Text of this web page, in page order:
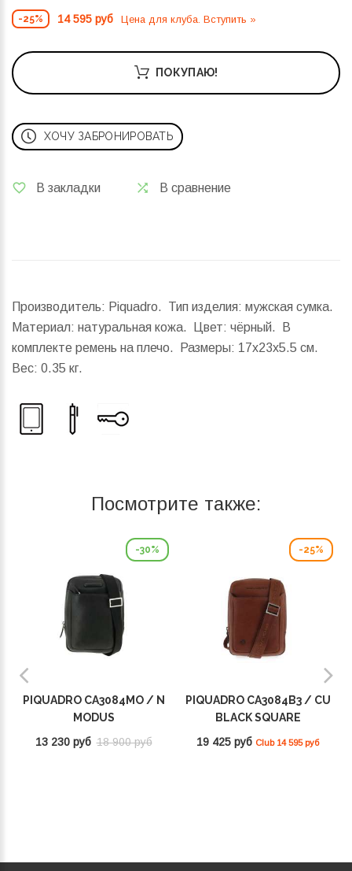
-25% 14 595 руб Цена для клуба. Вступить »
ПОКУПАЮ!
ХОЧУ ЗАБРОНИРОВАТЬ
В закладки В сравнение
Производитель: Piquadro. Тип изделия: мужская сумка.
Материал: натуральная кожа. Цвет: чёрный. В
комплекте ремень на плечо.
Размеры: 17x23x5.5 см.
Вес: 0.35 кг.
Посмотрите также:
-30%
PIQUADRO CA3084MO / N
MODUS
13 230 руб 18 900 руб
-25%
PIQUADRO CA3084B3 / CU
BLACK SQUARE
19 425 руб Club 14 595 руб